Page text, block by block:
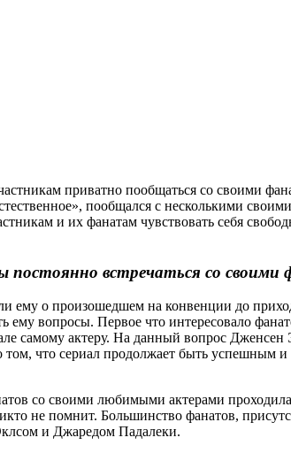
приватно пообщаться со своими
пообщался с несколькими
и их фанатам чувствовать себя
постоянно встречаться со
ему о произошедшем на конвенции до
вопросы. Первое что интересовало
самому актеру. На данный вопрос Дженсен
что сериал продолжает быть успешным
со своими любимыми актерами
не помнит. Большинство фанатов,
и Джаредом Падалеки.